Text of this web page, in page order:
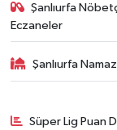
Şanlıurfa
Eczaneler
Şanlıurfa
Süper Lig Puan